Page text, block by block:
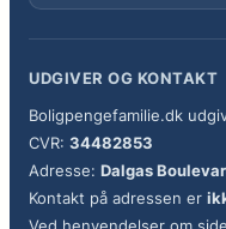
UDGIVER OG KONTAKT
Boligpengefamilie.dk
CVR: 34482853
Adresse: Dalgas
Kontakt på adressen er
Ved henvendelser om